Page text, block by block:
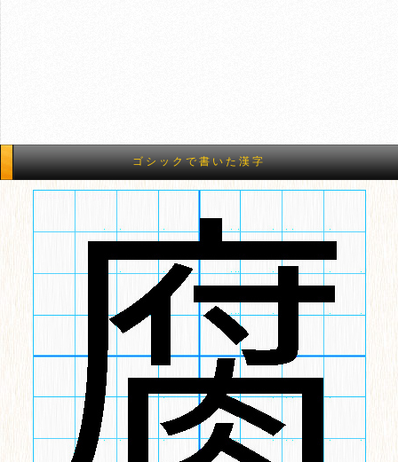
ゴシックで書いた漢字